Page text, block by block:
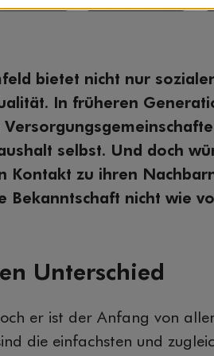
bietet nicht nur
In früheren
selbst. Und doch
Kontakt zu ihren
Bekanntschaft nicht wie
Unterschied
er ist der Anfang von
die einfachsten und